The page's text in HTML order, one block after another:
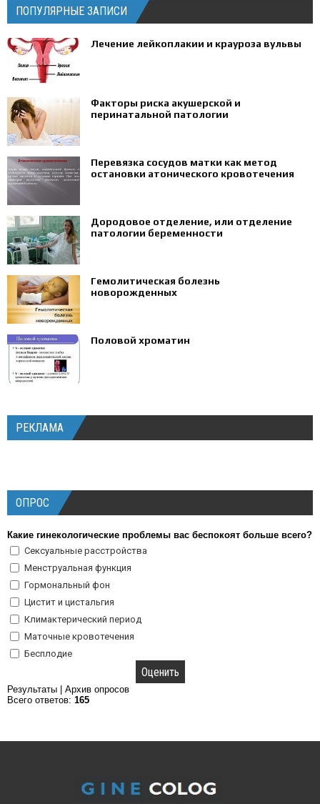
ПОПУЛЯРНЫЕ ЗАПИСИ
Лечение лейкоплакии и крауроза вульвы
Факторы риска акушерской и
перинатальной патологии
Перевязка сосудов матки как метод
остановки атонического кровотечения
Дородовое отделение, или отделение
патологии беременности
Гемолитическая болезнь
новорожденных
Половой хроматин
РЕКЛАМА
ОПРОС
Какие гинекологические проблемы вас беспокоят больше всего?
Сексуальные расстройства
Менструальная функция
Гормональный фон
Цистит и цистальгия
Климактерический период
Маточные кровотечения
Бесплодие
Результаты
Архив опросов
Всего ответов: 165